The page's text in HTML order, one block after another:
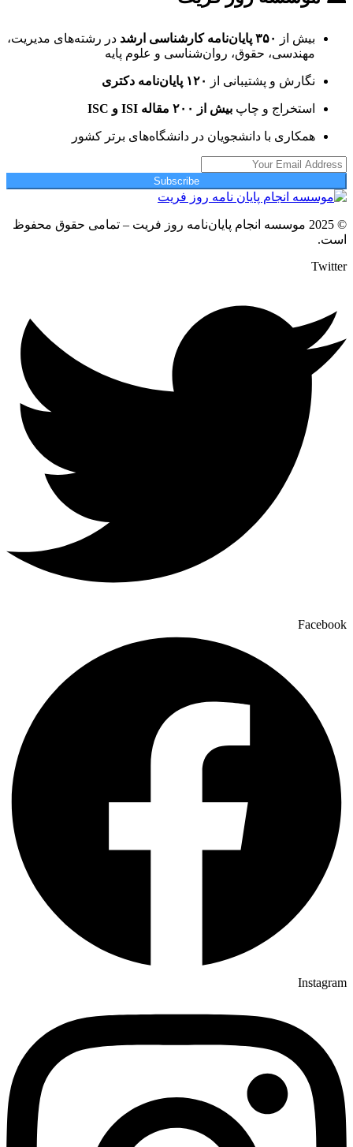
بیش از ۳۵۰ پایان‌نامه کارشناسی ارشد
در رشته‌های مدیریت،
مهندسی، حقوق، روان‌شناسی و علوم پایه
نگارش و پشتیبانی از ۱۲۰ پایان‌نامه دکتری
استخراج و چاپ بیش از ۲۰۰ مقاله ISI و ISC
همکاری با دانشجویان در دانشگاه‌های برتر کشور
Subscribe
© 2025 موسسه انجام پایان‌نامه روز فریت – تمامی حقوق محفوظ
است.
Twitter
Facebook
Instagram